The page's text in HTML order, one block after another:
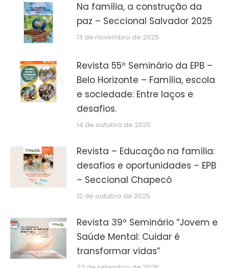
Na família, a construção da
paz – Seccional Salvador 2025
13 de novembro de 2025
Revista 55º Seminário da EPB –
Belo Horizonte – Família, escola
e sociedade: Entre laços e
desafios.
14 de outubro de 2025
Revista – Educação na família:
desafios e oportunidades – EPB
– Seccional Chapecó
12 de outubro de 2025
Revista 39º Seminário “Jovem e
Saúde Mental: Cuidar é
transformar vidas”